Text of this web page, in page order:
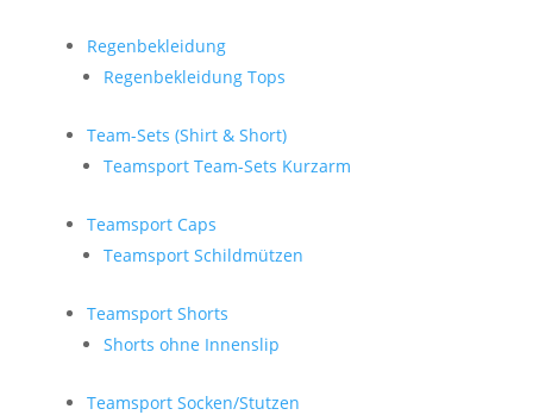
Regenbekleidung
Regenbekleidung Tops
Team-Sets (Shirt & Short)
Teamsport Team-Sets Kurzarm
Teamsport Caps
Teamsport Schildmützen
Teamsport Shorts
Shorts ohne Innenslip
Teamsport Socken/Stutzen